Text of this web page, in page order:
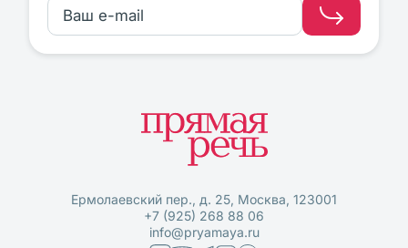
Ермолаевский пер., д. 25, Москва, 123001
+7 (925) 268 88 06
info@pryamaya.ru